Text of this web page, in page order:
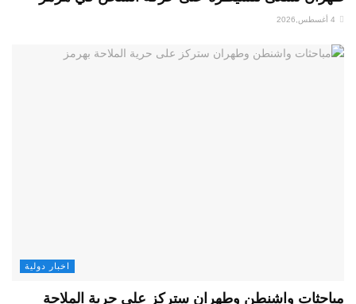
اخبار دولية
مباحثات واشنطن وطهران ستركز على حرية الملاحة